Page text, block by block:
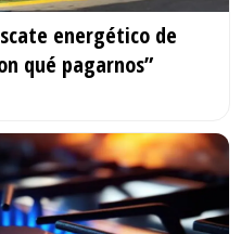
energético de
qué pagarnos”